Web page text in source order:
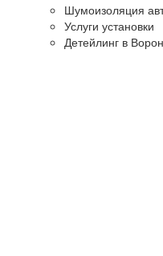
Шумоизоляция
Услуги установки
Детейлинг в